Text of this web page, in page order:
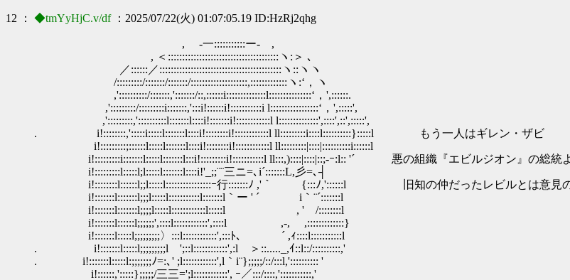
12 ： ◆tmYyHjC.v/df ：2025/07/22(火) 01:07:05.19 ID:HzRj2qhg
, -一:::::::::::ー- ,
, ＜:::::::::::::::::::::::::::::::::::::::ヽ:＞ ､
／::::::／:::::::::::::::::::::::::::::::::::::::::::ヽ::ヽヽ
/:::::::::/:::::::/:::::::/::::::::::::::::::::,:::::::::::::ヽ:‘，ヽ
,'::::::::::/:::::::,':::::::/::,::::::i::::::::::::::l:::::::::::::::‘，',::::::.
,':::::::::/:::::::::i:::::::,':::i!::::::i!:::::::::::i l:::::::::::::::::‘，',:::::',
,':::::::::,'::::::::::l:::::::l::::i!:::::::i!::::::::::::l l::::::::::::::',::::',::',:::::',
. i!::::::::,':::::i:::::l:::::::l::::i!::::::::i!::::::::::::l ll:::::::::i::::l::::::::::}:::::l もう一人はギレン・ザビ
i!:::::::::;::::::l:::::l:::::::l::::i!::::::::i!::::::::::::l ll:::::::::|::::|::::::::::i::::::l
i!:::::::::i:::::::l:::::l:::::::l:::i!:::::::::i!:::::::::::l ll:::,)::::|::::|::;-ｰ:l:: '´ 悪の組織『エビルジオン』の総統
i!:::::::::l:::::l;l:::::l:::::::l::::i!'_;;¨¨三ニ=､i´:::::::L,彡=､┤
i!::::::::l::::::l;;l:::::l::::::::::::::::ｰ行:::::::ﾉ ,'｀ {:::ﾉ,'::::::l 旧知の仲だったレビルとは意見の違
i!:::::::l:::::::l;;;l:::::l:::::::::::l:::::::l｀ー ' ´ i｀¨´:::::::l
i!:::::::l:::::::l;;;;l:::::l::::::::::::l:::::l , ' /::::::::l
i!:::::::l::::::l;;;;;;',::::l::::::::::::',::::l ,-, ,:::::::::::::}
i!:::::::l:::::l;;;;;;;;;〉:::l::::::::::::',:::ﾄ､ ´ ,ｨ::::l:::::::::::l
. i!:::::::l:::::l;;;;;;;;;l ';::l::::::::::::',:l ＞::....._,ｲ::l::/::::::::::,'
. i!:::::::l:::::l:;;;;;;;ﾉ=:､' ;l::::::::::::',l｀i¨};;;;;/::/:::l,':::::::::: '
i!::::::,':::::};;;;;/三三=';l::::::::::::', ｰ／:::/::::,':::::::::::,'